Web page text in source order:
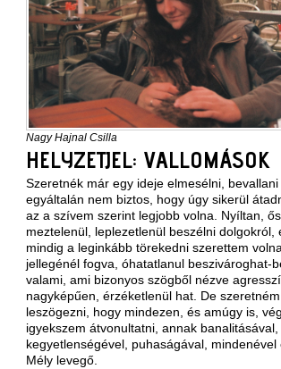
Nagy Hajnal Csilla
HELYZETJEL: VALLOMÁSOK
Szeretnék már egy ideje elmesélni,
egyáltalán nem biztos, hogy úgy sikerül
az a szívem szerint legjobb volna. Nyíltan,
meztelenül, leplezetlenül beszélni dolgokról,
mindig a leginkább törekedni szerettem
jellegénél fogva, óhatatlanul beszivároghat-
valami, ami bizonyos szögből nézve
nagyképűen, érzéketlenül hat. De
leszögezni, hogy mindezen, és amúgy is,
igyekszem átvonultatni, annak banalitásával,
kegyetlenségével, puhaságával, mindenével
Mély levegő.